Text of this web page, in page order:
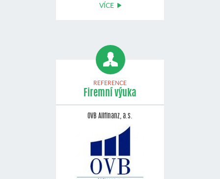
VÍCE
REFERENCE
Firemní výuka
OVB Allfinanz, a.s.